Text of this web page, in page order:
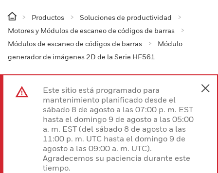
Productos
Soluciones de productividad
Motores y Módulos de escaneo de códigos de barras
Módulos de escaneo de códigos de barras
Módulo
generador de imágenes 2D de la Serie HF561
Este sitio está programado para
mantenimiento planificado desde el
sábado 8 de agosto a las 07:00 p. m. EST
hasta el domingo 9 de agosto a las 05:00
a. m. EST (del sábado 8 de agosto a las
11:00 p. m. UTC hasta el domingo 9 de
agosto a las 09:00 a. m. UTC).
Agradecemos su paciencia durante este
tiempo.